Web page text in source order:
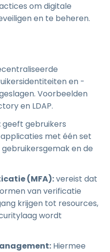
om digitale
en te beheren.
en -
Voorbeelden
en LDAP.
geeft gebruikers
met één set
en de
(MFA):vereist dat
van verificatie
krijgen tot resources,
wordt
Hiermee